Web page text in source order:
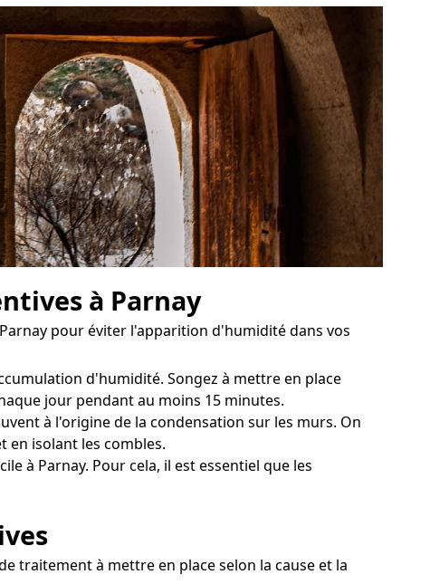
à Parnay
pour éviter l'apparition d'humidité dans vos
d'humidité. Songez à mettre en place
jour pendant au moins 15 minutes.
à l'origine de la condensation sur les murs. On
isolant les combles.
à Parnay. Pour cela, il est essentiel que les
traitement à mettre en place selon la cause et la